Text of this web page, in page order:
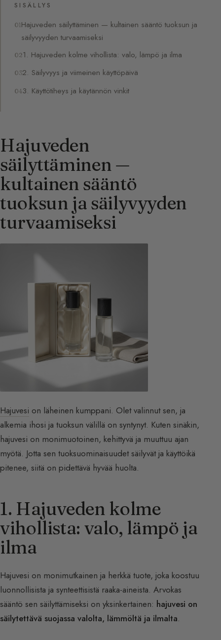
SISÄLLYS
Hajuveden säilyttäminen — kultainen sääntö tuoksun ja
säilyvyyden turvaamiseksi
1. Hajuveden kolme vihollista: valo, lämpö ja ilma
2. Säilyvyys ja viimeinen käyttöpäivä
3. Käyttötiheys ja käytännön vinkit
Hajuveden
säilyttäminen —
kultainen sääntö
tuoksun ja säilyvyyden
turvaamiseksi
Hajuvesi on läheinen kumppani. Olet valinnut sen, ja
alkemia ihosi ja tuoksun välillä on syntynyt. Kuten sinäkin,
hajuvesi on monimuotoinen, kehittyvä ja muuttuu ajan
myötä. Jotta sen tuoksuominaisuudet säilyvät ja käyttöikä
pitenee, siitä on pidettävä hyvää huolta.
1. Hajuveden kolme
vihollista: valo, lämpö ja
ilma
Hajuvesi on monimutkainen ja herkkä tuote, joka koostuu
luonnollisista ja synteettisistä raaka-aineista. Arvokas
sääntö sen säilyttämiseksi on yksinkertainen: hajuvesi on
säilytettävä suojassa valolta, lämmöltä ja ilmalta.